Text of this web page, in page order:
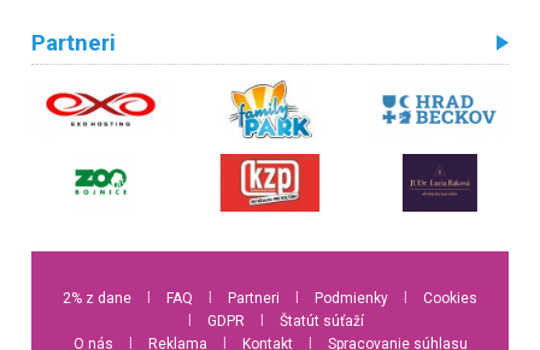
Partneri
2% z dane FAQ Partneri Podmienky
Cookies
GDPR
Štatút súťaží
O nás
Reklama Kontakt Spracovanie súhlasu